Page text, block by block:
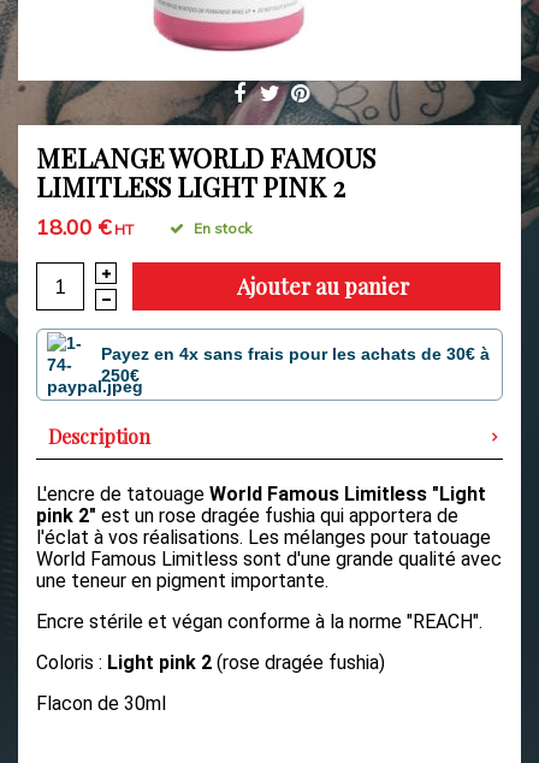
MELANGE WORLD FAMOUS
LIMITLESS LIGHT PINK 2
18.00 €HT En stock
Ajouter au panier
Payez en 4x sans frais pour les achats de 30€ à
250€
Description
L'encre de tatouage World Famous Limitless "Light
pink 2" est un rose dragée fushia qui apportera de
l'éclat à vos réalisations. Les mélanges pour tatouage
World Famous Limitless sont d'une grande qualité avec
une teneur en pigment importante.
Encre stérile et végan conforme à la norme "REACH".
Coloris : Light pink 2 (rose dragée fushia)
Flacon de 30ml